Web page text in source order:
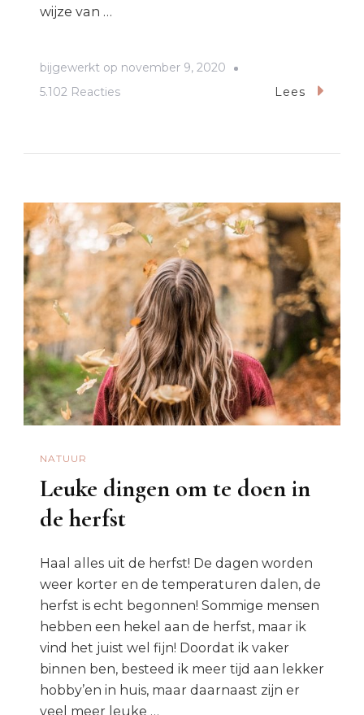
wijze van …
bijgewerkt op november 9, 2020
5.102 Reactiesop
advocaat
in?
Lees
NATUUR
Leuke dingen om te doen in
de herfst
Haal alles uit de herfst! De dagen worden
weer korter en de temperaturen dalen, de
herfst is echt begonnen! Sommige mensen
hebben een hekel aan de herfst, maar ik
vind het juist wel fijn! Doordat ik vaker
binnen ben, besteed ik meer tijd aan lekker
hobby’en in huis, maar daarnaast zijn er
veel meer leuke …